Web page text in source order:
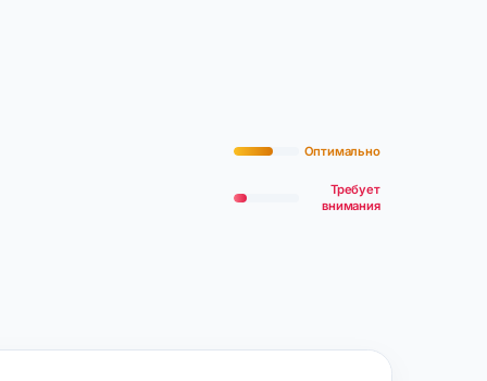
Оптимально
Требует
внимания